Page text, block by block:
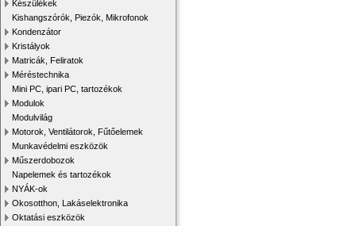
Készülékek
Kishangszórók, Piezók, Mikrofonok
Kondenzátor
Kristályok
Matricák, Feliratok
Méréstechnika
Mini PC, ipari PC, tartozékok
Modulok
Modulvilág
Motorok, Ventilátorok, Fűtőelemek
Munkavédelmi eszközök
Műszerdobozok
Napelemek és tartozékok
NYÁK-ok
Okosotthon, Lakáselektronika
Oktatási eszközök